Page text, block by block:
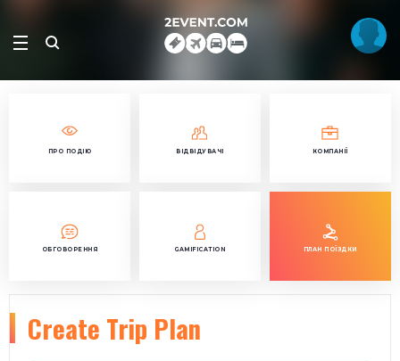
ПРО ПОДІЮ ВІДВІДУВАЧІ КОМПАНІЇ
ОБГОВОРЕННЯ GAMIFICATION ПЛАН ПОЇЗДКИ
Create Trip Plan